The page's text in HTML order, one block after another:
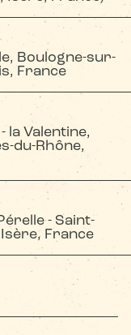
Carrière
de Porte de
rejoints par
1842, puis
fusionner sous le
Boulogne-sur-
France
de ciment
Mer (Pas-de-
la Valentine,
du-Rhône,
à Marseille
- Saint-
France